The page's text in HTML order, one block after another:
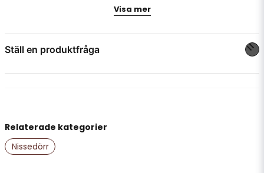
Obs: Tänk på att lådan är stängd så pilla inte ner breven
Visa mer
Ställ en produktfråga
name
Namn
Relaterade kategorier
Nissedörr